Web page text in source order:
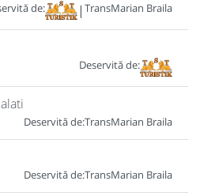
de: | TransMarian Braila
Deservită de:
Deservită de:TransMarian Braila
Deservită de:TransMarian Braila